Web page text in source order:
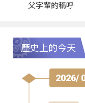
父字輩的稱呼
歷史上的今天
2026/